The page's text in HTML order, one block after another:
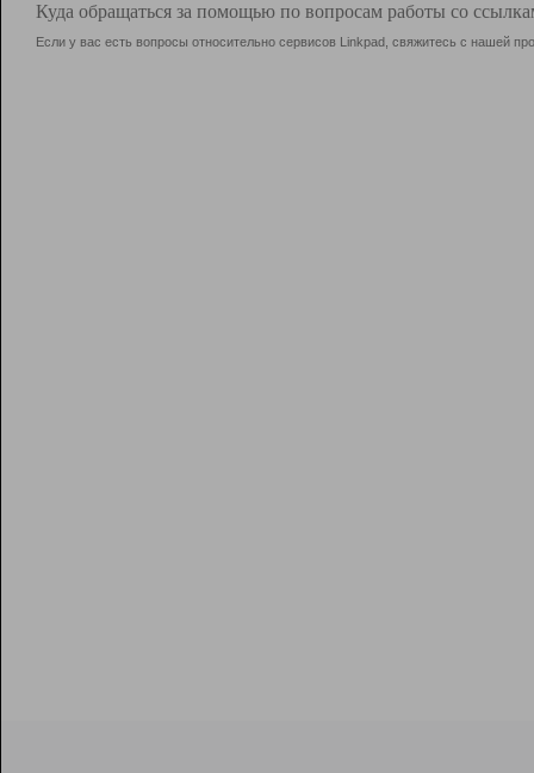
Куда обращаться за помощью по вопросам работы со
Если у вас есть вопросы относительно сервисов Linkpad, свяжитесь с нашей